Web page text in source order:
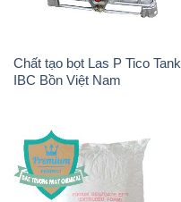
Chất tạo bọt Las P Tico Tank
IBC Bồn Việt Nam